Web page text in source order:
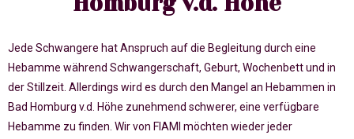
Jede Schwangere hat Anspruch auf die Begleitung durch eine
Hebamme während Schwangerschaft, Geburt, Wochenbett und in
der Stillzeit. Allerdings wird es durch den Mangel an Hebammen in
Bad Homburg v.d. Höhe zunehmend schwerer, eine verfügbare
Hebamme zu finden. Wir von FIAMI möchten wieder jeder